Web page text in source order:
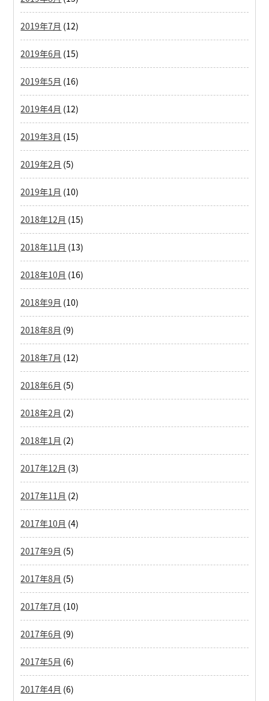
2019年7月 (12)
2019年6月 (15)
2019年5月 (16)
2019年4月 (12)
2019年3月 (15)
2019年2月 (5)
2019年1月 (10)
2018年12月 (15)
2018年11月 (13)
2018年10月 (16)
2018年9月 (10)
2018年8月 (9)
2018年7月 (12)
2018年6月 (5)
2018年2月 (2)
2018年1月 (2)
2017年12月 (3)
2017年11月 (2)
2017年10月 (4)
2017年9月 (5)
2017年8月 (5)
2017年7月 (10)
2017年6月 (9)
2017年5月 (6)
2017年4月 (6)